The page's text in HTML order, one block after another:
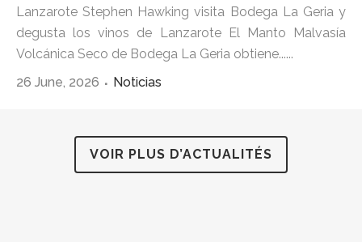
Lanzarote Stephen Hawking visita Bodega La Geria y
degusta los vinos de Lanzarote El Manto Malvasía
Volcánica Seco de Bodega La Geria obtiene......
26 June, 2026
Noticias
VOIR PLUS D’ACTUALITÉS